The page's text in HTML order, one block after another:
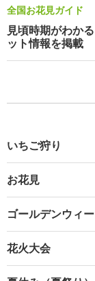
全国お花見ガイド
見頃時期がわか
ット情報を掲載
いちご狩り
お花見
ゴールデンウィ
花火大会